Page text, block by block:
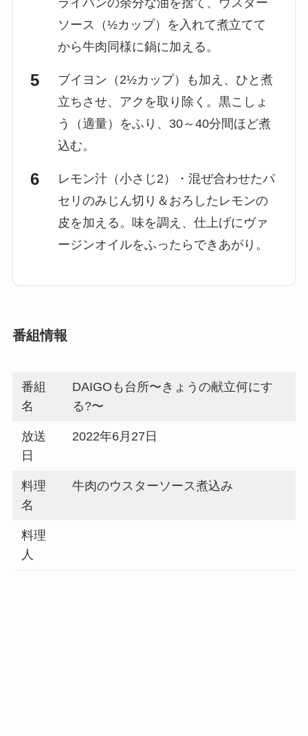
ソース（½カップ）を入れて煮立てて
から牛肉同様に鍋に加える。
ブイヨン（2½カップ）も加え、ひと煮
立ちさせ、アクを取り除く。黒こしょ
う（適量）をふり、30～40分間ほど煮
込む。
レモン汁（小さじ2）・混ぜ合わせたパ
セリのみじん切り＆おろしたレモンの
皮を加える。味を調え、仕上げにヴァ
ージンオイルをふったらできあがり。
番組情報
番組
名
DAIGOも台所〜きょうの献立何にす
る?〜
放送
日
2022年6月27日
料理
名
牛肉のウスターソース煮込み
料理
人